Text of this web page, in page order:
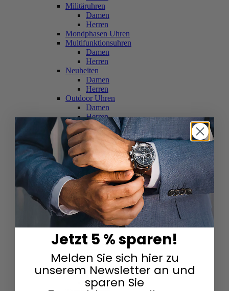
Militäruhren
Damen
Herren
Mondphasen Uhren
Multifunktionsuhren
Damen
Herren
Neuheiten
Damen
Herren
Outdoor Uhren
Damen
Herren
Schweizer Uhren
Damen
Herren
Skelettuhren
Damen
Herren
Smartwatches
Damen
Herren
Solaruhren
Herren
Damen
Sportuhren
Damen
Herren
Swarovski & Edelsteine
Damen
Herren
Jetzt 5 % sparen!
Melden Sie sich hier zu
unserem Newsletter an und
sparen Sie